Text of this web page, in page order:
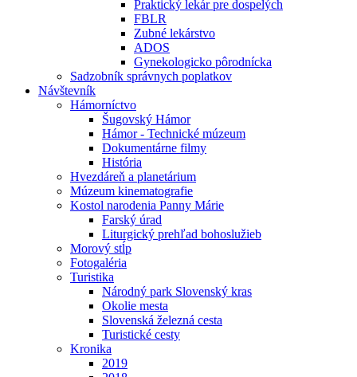
Praktický lekár pre dospelých
FBLR
Zubné lekárstvo
ADOS
Gynekologicko pôrodnícka
Sadzobník správnych poplatkov
Návštevník
Hámorníctvo
Šugovský Hámor
Hámor - Technické múzeum
Dokumentárne filmy
História
Hvezdáreň a planetárium
Múzeum kinematografie
Kostol narodenia Panny Márie
Farský úrad
Liturgický prehľad bohoslužieb
Morový stĺp
Fotogaléria
Turistika
Národný park Slovenský kras
Okolie mesta
Slovenská železná cesta
Turistické cesty
Kronika
2019